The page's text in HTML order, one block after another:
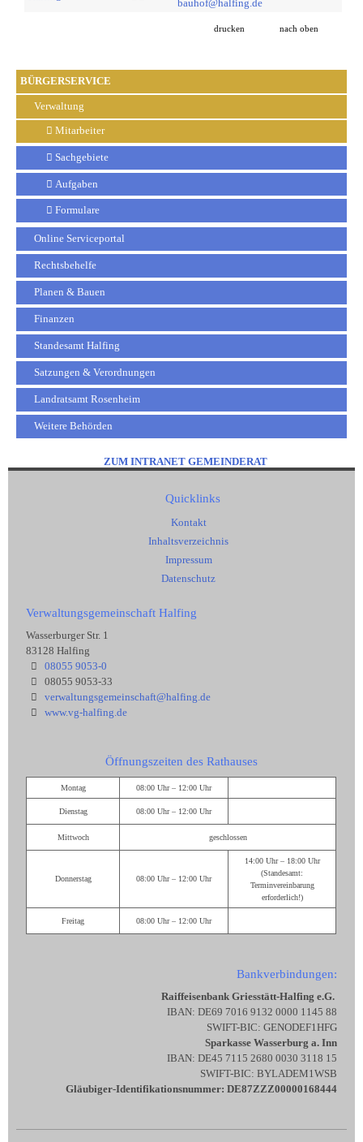
BÜRGERSERVICE
Verwaltung
Mitarbeiter
Sachgebiete
Aufgaben
Formulare
Online Serviceportal
Rechtsbehelfe
Planen & Bauen
Finanzen
Standesamt Halfing
Satzungen & Verordnungen
Landratsamt Rosenheim
Weitere Behörden
bauhof@halfing.de
drucken nach oben
ZUM INTRANET GEMEINDERAT
Quicklinks
Kontakt
Inhaltsverzeichnis
Impressum
Datenschutz
Verwaltungsgemeinschaft Halfing
Wasserburger Str. 1
83128 Halfing
08055 9053-0
08055 9053-33
verwaltungsgemeinschaft@halfing.de
www.vg-halfing.de
Öffnungszeiten des Rathauses
Montag 08:00 Uhr – 12:00 Uhr
Dienstag 08:00 Uhr – 12:00 Uhr
Mittwoch geschlossen
Donnerstag 08:00 Uhr – 12:00 Uhr
14:00 Uhr – 18:00 Uhr
(Standesamt:
Terminvereinbarung
erforderlich!)
Freitag 08:00 Uhr – 12:00 Uhr
Bankverbindungen:
Raiffeisenbank Griesstätt-Halfing e.G.
IBAN: DE69 7016 9132 0000 1145 88
SWIFT-BIC: GENODEF1HFG
Sparkasse Wasserburg a. Inn
IBAN: DE45 7115 2680 0030 3118 15
SWIFT-BIC: BYLADEM1WSB
Gläubiger-Identifikationsnummer: DE87ZZZ00000168444